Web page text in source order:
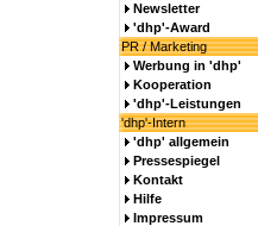
Newsletter
'dhp'-Award
PR / Marketing
Werbung in 'dhp'
Kooperation
'dhp'-Leistungen
'dhp'-Intern
'dhp' allgemein
Pressespiegel
Kontakt
Hilfe
Impressum